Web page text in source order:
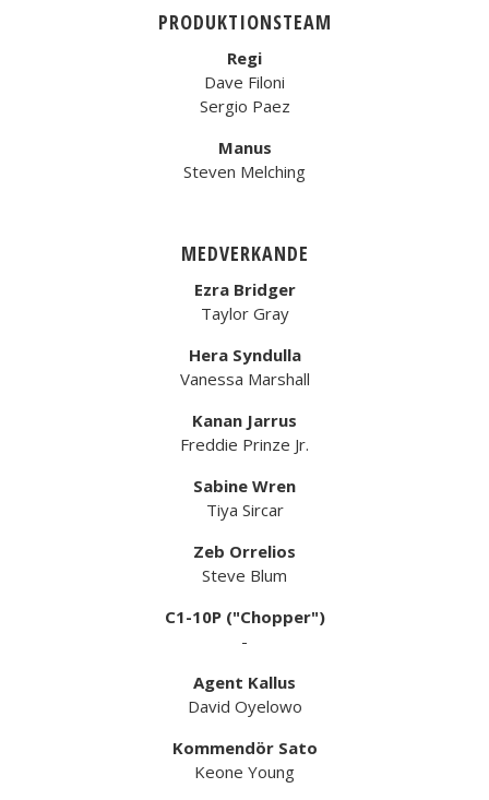
PRODUKTIONSTEAM
Regi
Dave Filoni
Sergio Paez
Manus
Steven Melching
MEDVERKANDE
Ezra Bridger
Taylor Gray
Hera Syndulla
Vanessa Marshall
Kanan Jarrus
Freddie Prinze Jr.
Sabine Wren
Tiya Sircar
Zeb Orrelios
Steve Blum
C1-10P ("Chopper")
-
Agent Kallus
David Oyelowo
Kommendör Sato
Keone Young